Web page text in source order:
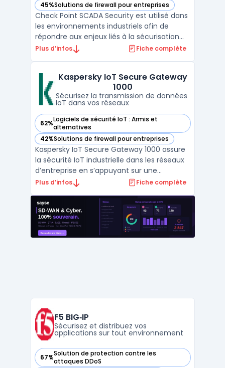
45%Solutions de firewall pour entreprises
— voir Check Point SCADA Security dans cette catégorie
Check Point SCADA Security est utilisé dans
les environnements industriels afin de
répondre aux enjeux liés à la sécurisation
des réseaux OT et SCADA. Ce logiciel
services publics, pour la gestion de
l’interface e ...
Plus d’infos Fiche complète
Kaspersky IoT Secure Gateway
1000
Sécurisez la transmission de données
IoT dans vos réseaux
62%Logiciels de sécurité IoT : Armis et
alternatives
— voir Kaspersky IoT Secure Gateway 1000 dans cette
42%Solutions de firewall pour entreprises
— voir Kaspersky IoT Secure Gateway 1000 dans cette
Kaspersky IoT Secure Gateway 1000 assure
la sécurité IoT industrielle dans les réseaux
d’entreprise en s’appuyant sur une
architecture cyber-immune basée sur
les gestionnaires de réseaux d'énergie et les
opérateurs de smart cities confrontés à
l’augment ...
Plus d’infos Fiche complète
F5 BIG‑IP
Sécurisez et distribuez vos
applications sur tout environnement
67%Solution de protection contre les
attaques DDoS
— voir F5 BIG‑IP dans cette catégorie